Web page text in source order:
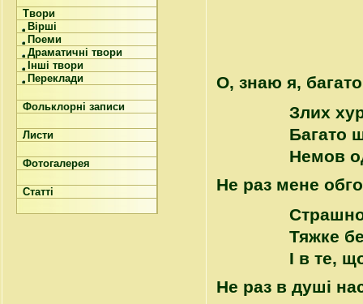
Твори
Вірші
Поеми
Драматичні твори
Інші твори
Переклади
Фольклорні записи
Листи
Фотогалерея
Статті
О, знаю я,
Злих
Багато
Немов
Не раз мене
Тяжке
І в те,
Не раз в душі